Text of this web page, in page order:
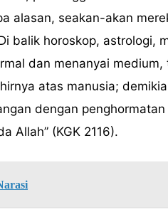
alasan, seakan-akan
balik horoskop, astrologi,
dan menanyai medium,
atas manusia;
dengan
Allah” (KGK 2116).